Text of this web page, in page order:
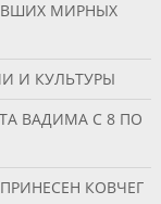
МИРНЫХ
И КУЛЬТУРЫ
ВАДИМА С 8 ПО
КОВЧЕГ